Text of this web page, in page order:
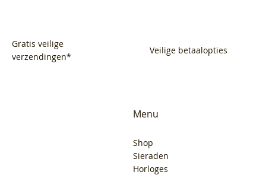
Gratis veilige
verzendingen*
Veilige betaalopties
Menu
Shop
Sieraden
Horloges